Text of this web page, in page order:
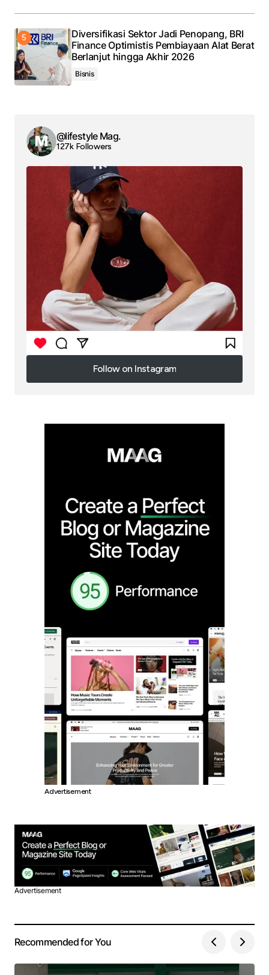
Diversifikasi Sektor Jadi Penopang, BRI
Finance Optimistis Pembiayaan Alat Berat
Berlanjut hingga Akhir 2026
Bisnis
@lifestyle Mag.
127k Followers
Follow on Instagram
Follow on Instagram
Advertisement
Advertisement
Recommended for You